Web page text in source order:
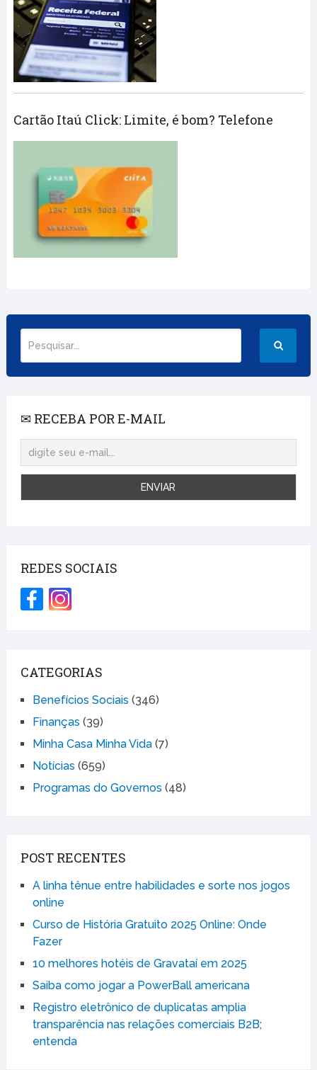
Cartão Itaú Click: Limite, é bom? Telefone
✉ RECEBA POR E-MAIL
REDES SOCIAIS
CATEGORIAS
Benefícios Sociais (346)
Finanças (39)
Minha Casa Minha Vida(7)
Notícias (659)
Programas do Governos (48)
POST RECENTES
A linha tênue entre habilidades e sorte nos jogos
online
Curso de História Gratuito 2025 Online: Onde
Fazer
10 melhores hotéis de Gravataí em 2025
Saiba como jogar a PowerBall americana
Registro eletrônico de duplicatas amplia
transparência nas relações comerciais B2B;
entenda